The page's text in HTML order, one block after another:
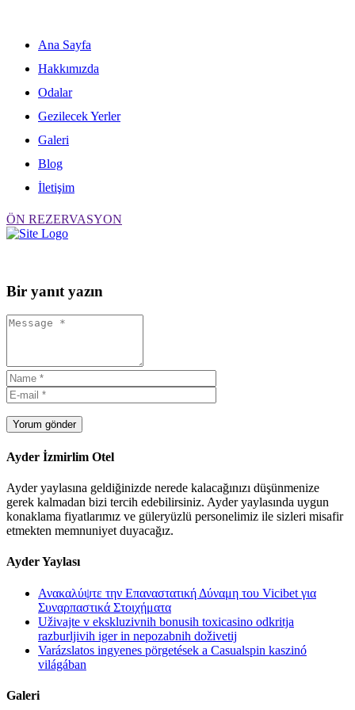
contentAna Sayfa
Hakkımızda
Odalar
Gezilecek Yerler
Galeri
Blog
İletişim
ÖN REZERVASYON
Bir yanıt yazın
Yorum gönder
Ayder İzmirlim Otel
Ayder yaylasına geldiğinizde nerede kalacağınızı düşünmenize
gerek kalmadan bizi tercih edebilirsiniz. Ayder yaylasında uygun
konaklama fiyatlarımız ve güleryüzlü personelimiz ile sizleri misafir
etmekten memnuniyet duyacağız.
Ayder Yaylası
Ανακαλύψτε την Επαναστατική Δύναμη του Vicibet για
Συναρπαστικά Στοιχήματα
Uživajte v ekskluzivnih bonusih toxicasino odkritja
razburljivih iger in nepozabnih doživetij
Varázslatos ingyenes pörgetések a Casualspin kaszinó
világában
Galeri